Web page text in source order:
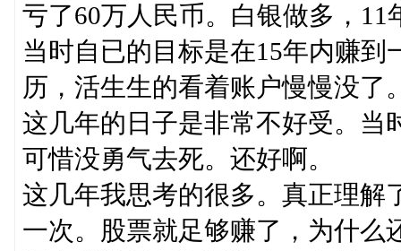
亏了60万人民币。白银做多，11
当时自已的目标是在15年内赚
历，活生生的看着账户慢慢没了
这几年的日子是非常不好受。当
可惜没勇气去死。还好啊。
这几年我思考的很多。真正理解
一次。股票就足够赚了，为什么